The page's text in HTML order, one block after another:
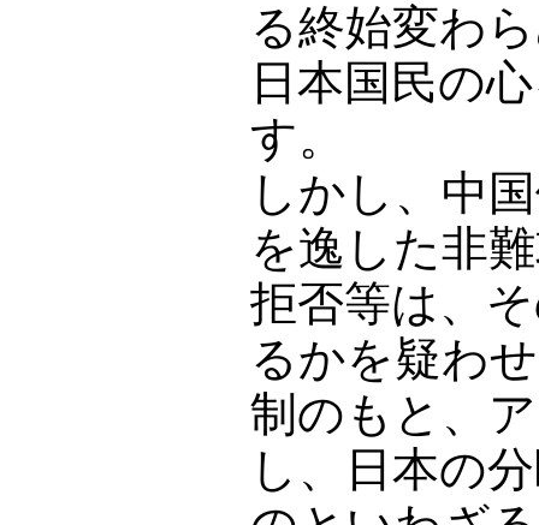
る終始変わ
日本国民の
す。
しかし、中
を逸した非
拒否等は、
るかを疑わ
制のもと、
し、日本の